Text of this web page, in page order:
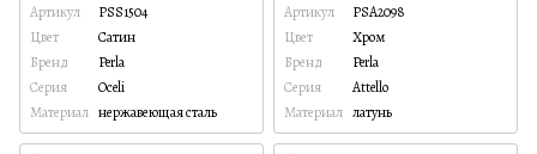
Артикул
PSS1504
Цвет
Сатин
Бренд
Perla
Серия
Oceli
Материал нержавеющая сталь
Артикул
PSA2098
Цвет
Хром
Бренд
Perla
Серия
Attello
Материал латунь